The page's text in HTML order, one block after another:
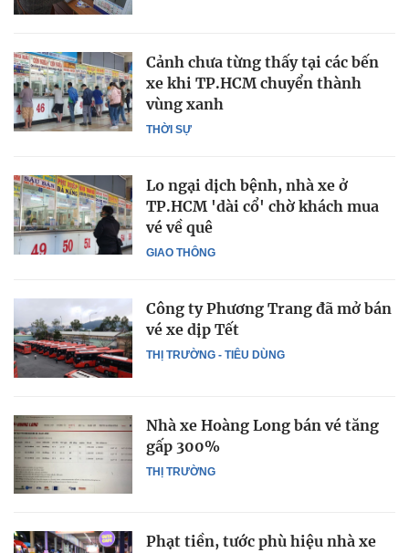
THỜI SỰ
Cảnh chưa từng thấy tại các bến
xe khi TP.HCM chuyển thành
vùng xanh
GIAO THÔNG
Lo ngại dịch bệnh, nhà xe ở
TP.HCM 'dài cổ' chờ khách mua
vé về quê
THỊ TRƯỜNG - TIÊU DÙNG
Công ty Phương Trang đã mở bán
vé xe dịp Tết
THỊ TRƯỜNG
Nhà xe Hoàng Long bán vé tăng
gấp 300%
Phạt tiền, tước phù hiệu nhà xe